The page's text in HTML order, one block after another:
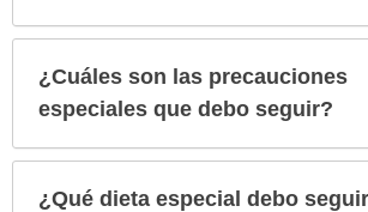
¿Cuáles son las precauciones
especiales que debo seguir?
¿Qué dieta especial debo seguir